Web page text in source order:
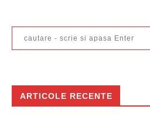
ARTICOLE RECENTE